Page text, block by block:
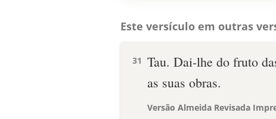
Este versículo em outras
31 Tau. Dai-lhe do fruto
as suas obras.
Versão Almeida Revisada